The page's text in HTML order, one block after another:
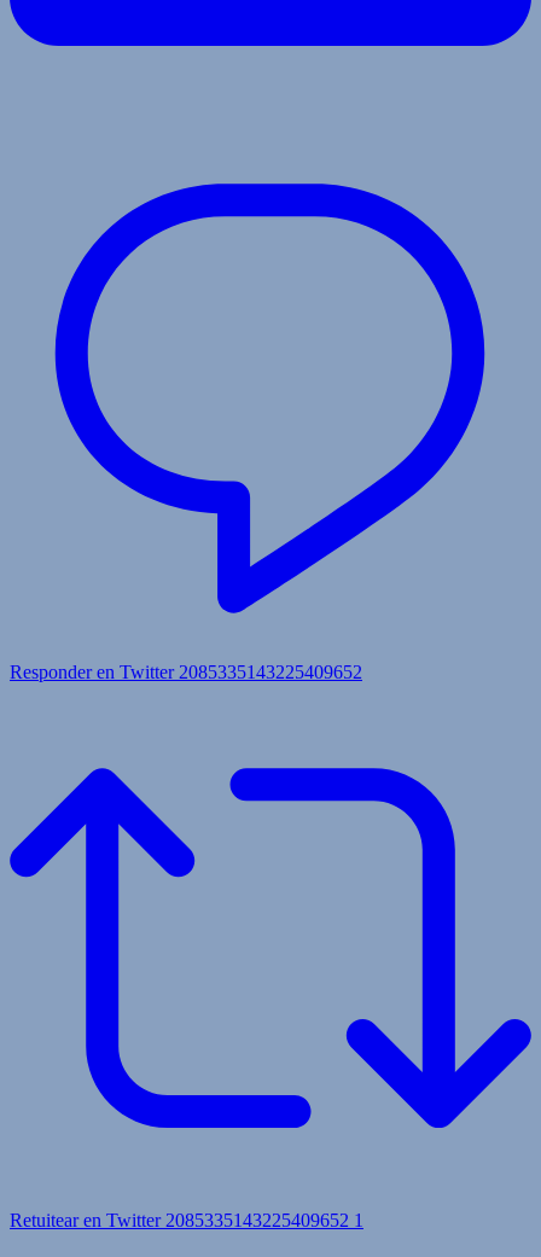
Responder en Twitter 2085335143225409652
Retuitear en Twitter 2085335143225409652 1